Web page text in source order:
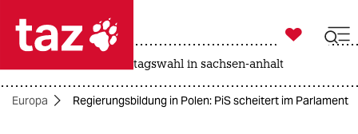
 taz zahl ich
taz zahl ich

taz zahl ich
landtagswahl in sachsen-anhalt
Europa Regierungsbildung in Polen: PiS scheitert im Parlament